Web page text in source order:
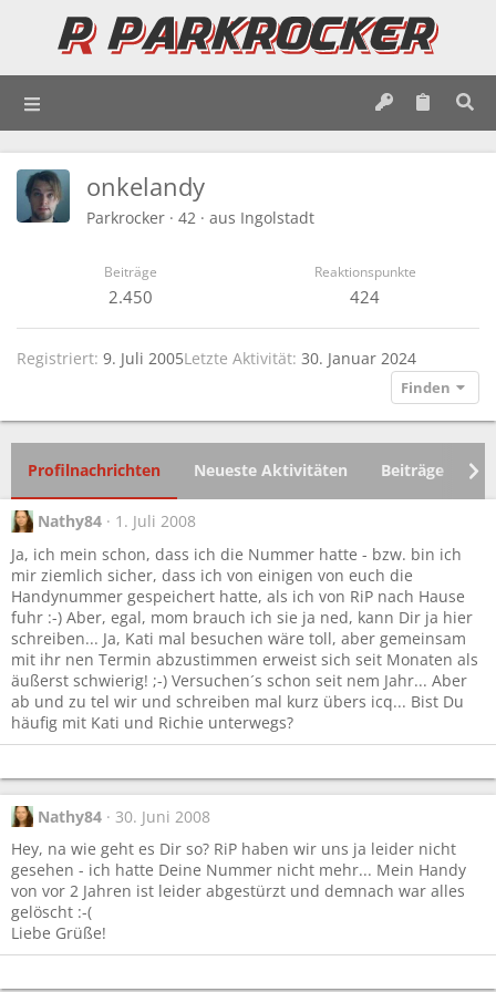
onkelandy
Parkrocker · 42 · aus Ingolstadt
Beiträge
2.450
Reaktionspunkte
424
Registriert 9. Juli 2005Letzte Aktivität 30. Januar 2024
Finden
Profilnachrichten Neueste Aktivitäten Beiträge
Nathy84
1. Juli 2008
Ja, ich mein schon, dass ich die Nummer hatte - bzw. bin ich
mir ziemlich sicher, dass ich von einigen von euch die
Handynummer gespeichert hatte, als ich von RiP nach Hause
fuhr :-) Aber, egal, mom brauch ich sie ja ned, kann Dir ja hier
schreiben... Ja, Kati mal besuchen wäre toll, aber gemeinsam
mit ihr nen Termin abzustimmen erweist sich seit Monaten als
äußerst schwierig! ;-) Versuchen´s schon seit nem Jahr... Aber
ab und zu tel wir und schreiben mal kurz übers icq... Bist Du
häufig mit Kati und Richie unterwegs?
Nathy84
30. Juni 2008
Hey, na wie geht es Dir so? RiP haben wir uns ja leider nicht
gesehen - ich hatte Deine Nummer nicht mehr... Mein Handy
von vor 2 Jahren ist leider abgestürzt und demnach war alles
gelöscht :-(
Liebe Grüße!